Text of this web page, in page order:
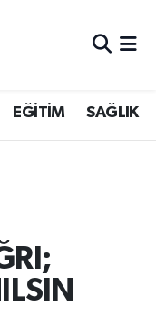
EĞİTİM SAĞLIK